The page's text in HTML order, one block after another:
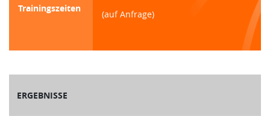
Trainingszeiten
(auf Anfrage)
ERGEBNISSE